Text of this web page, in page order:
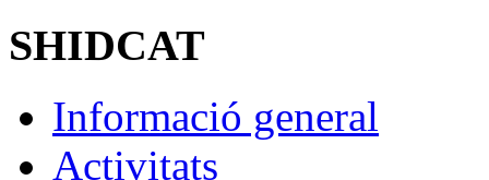
SHIDCAT
Informació general
Activitats